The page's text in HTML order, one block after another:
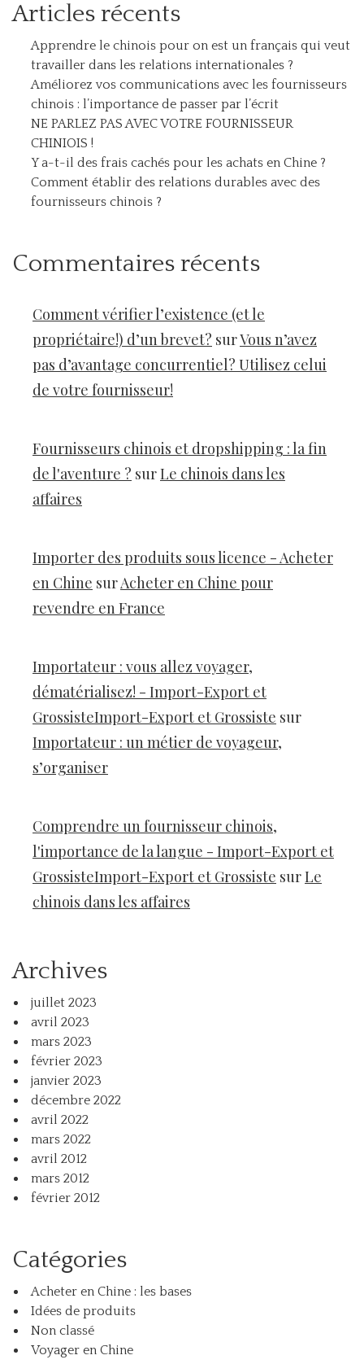
Articles récents
Apprendre le chinois pour on est un français qui veut
travailler dans les relations internationales ?
Améliorez vos communications avec les fournisseurs
chinois : l’importance de passer par l’écrit
NE PARLEZ PAS AVEC VOTRE FOURNISSEUR
CHINIOIS !
Y a-t-il des frais cachés pour les achats en Chine ?
Comment établir des relations durables avec des
fournisseurs chinois ?
Commentaires récents
Comment vérifier l’existence (et le
propriétaire!) d’un brevet? surVous n’avez
pas d’avantage concurrentiel? Utilisez celui
de votre fournisseur!
Fournisseurs chinois et dropshipping : la fin
de l'aventure ? surLe chinois dans les
affaires
Importer des produits sous licence - Acheter
en Chine surAcheter en Chine pour
revendre en France
Importateur : vous allez voyager,
dématérialisez! - Import-Export et
GrossisteImport-Export et Grossiste sur
Importateur : un métier de voyageur,
s’organiser
Comprendre un fournisseur chinois,
l'importance de la langue - Import-Export et
GrossisteImport-Export et Grossiste surLe
chinois dans les affaires
Archives
juillet 2023
avril 2023
mars 2023
février 2023
janvier 2023
décembre 2022
avril 2022
mars 2022
avril 2012
mars 2012
février 2012
Catégories
Acheter en Chine : les bases
Idées de produits
Non classé
Voyager en Chine